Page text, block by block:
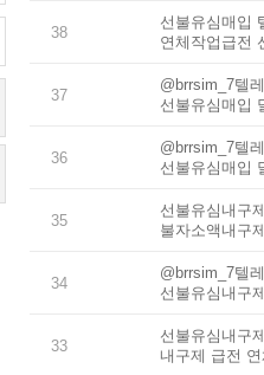
38
선불유심매입
연체작업급전
37
@brrsim_7텔
선불유심매입
36
@brrsim_7텔
선불유심매입
35
선불유심내구
불자소액내구
34
@brrsim_7텔
선불유심내구
33
선불유심내구
내구제 급전